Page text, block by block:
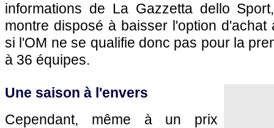
informations de La Gazzetta dello
montre disposé à baisser l'option d'achat
si l'OM ne se qualifie donc pas pour la
à 36 équipes.
Une saison à l'envers
Cependant, même à un prix